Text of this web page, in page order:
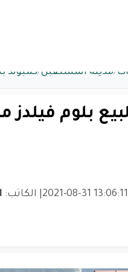
/مدينة المستقبل/كمبوند
2021-08-31 13:06:11 | الكاتب: